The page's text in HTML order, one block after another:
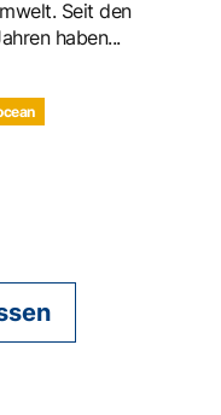
Seit den
haben...